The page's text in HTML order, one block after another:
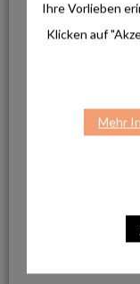
Ihre Vorlieben
Klicken auf
Mehr